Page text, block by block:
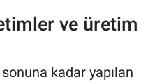
ve üretim
kadar yapılan